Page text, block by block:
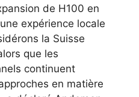
de H100 en
expérience locale
la Suisse
que les
continuent
en matière